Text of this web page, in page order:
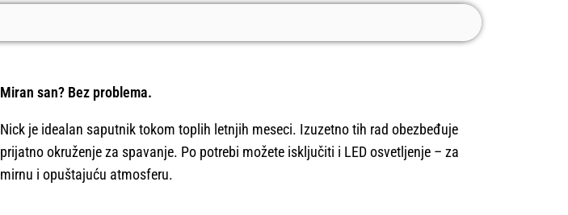
Miran san? Bez problema.
Nick je idealan saputnik tokom toplih letnjih meseci. Izuzetno tih rad obezbeđuje
prijatno okruženje za spavanje. Po potrebi možete isključiti i LED osvetljenje – za
mirnu i opuštajuću atmosferu.